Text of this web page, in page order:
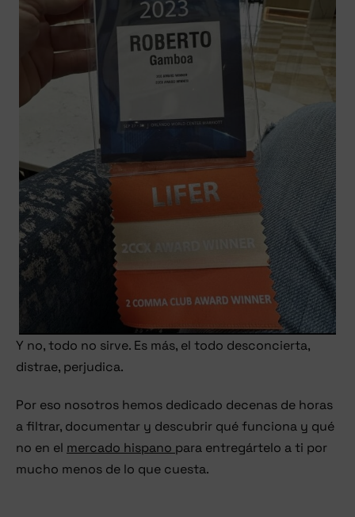
Y no, todo no sirve. Es más, el todo desconcierta,
distrae, perjudica.
Por eso nosotros hemos dedicado decenas de horas
a filtrar, documentar y descubrir qué funciona y qué
no en el mercado hispano para entregártelo a ti por
mucho menos de lo que cuesta.